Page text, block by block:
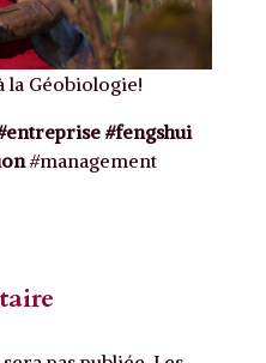
la Géobiologie!
#fengshui
#management